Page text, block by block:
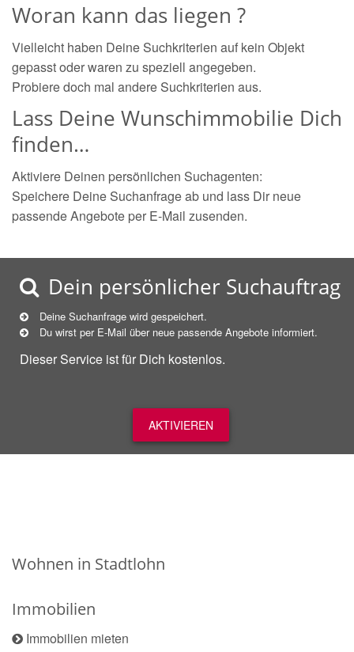
Woran kann das liegen ?
Vielleicht haben Deine Suchkriterien auf kein Objekt
gepasst oder waren zu speziell angegeben.
Probiere doch mal andere Suchkriterien aus.
Lass Deine Wunschimmobilie Dich
finden…
Aktiviere Deinen persönlichen Suchagenten:
Speichere Deine Suchanfrage ab und lass Dir neue
passende Angebote per E-Mail zusenden.
Dein persönlicher Suchauftrag
Deine Suchanfrage wird gespeichert.
Du wirst per E-Mail über neue passende Angebote informiert.
Dieser Service ist für Dich kostenlos.
AKTIVIEREN
Wohnen in Stadtlohn
Immobilien
Immobilien mieten